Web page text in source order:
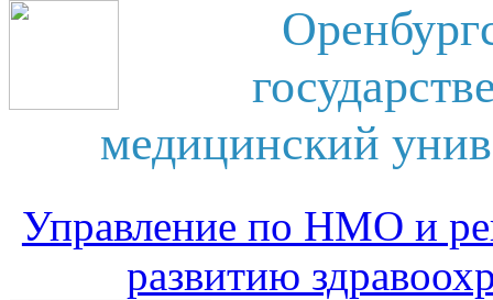
медицинский
Управление по НМО и
развитию